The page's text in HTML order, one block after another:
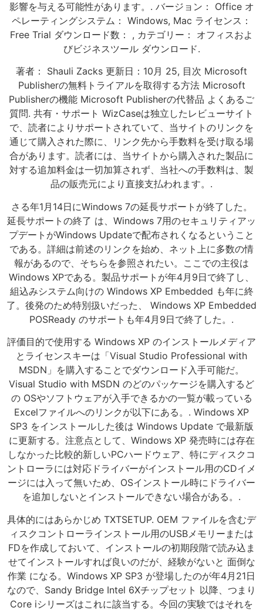
影響を与える可能性があります。. バージョン： Office オ
ペレーティングシステム： Windows, Mac ライセンス：
Free Trial ダウンロード数： , カテゴリー： オフィスおよ
びビジネスツール ダウンロード.
著者： Shauli Zacks 更新日：10月 25, 目次 Microsoft
Publisherの無料トライアルを取得する方法 Microsoft
Publisherの機能 Microsoft Publisherの代替品 よくあるご
質問. 共有・サポート WizCaseは独立したレビューサイト
で、読者によりサポートされていて、当サイトのリンクを
通じて購入された際に、リンク先から手数料を受け取る場
合があります。読者には、当サイトから購入された製品に
対する追加料金は一切加算されず、当社への手数料は、製
品の販売元により直接支払われます。.
さる年1月14日にWindows 7の延長サポートが終了した。
延長サポートの終了 は、Windows 7用のセキュリティアッ
プデートがWindows Updateで配布されくなるということ
である。詳細は前述のリンクを始め、ネット上に多数の情
報があるので、そちらを参照されたい。ここでの主役は
Windows XPである。製品サポートが年4月9日で終了し、
組込みシステム向けの Windows XP Embedded も年に終
了。後発のため特別扱いだった、 Windows XP Embedded
POSReady のサポートも年4月9日で終了した。.
評価目的で使用する Windows XP のインストールメディア
とライセンスキーは「Visual Studio Professional with
MSDN」を購入することでダウンロード入手可能だ。
Visual Studio with MSDN のどのパッケージを購入するど
の OSやソフトウェアが入手できるかの一覧が載っている
Excelファイルへのリンクが以下にある。. Windows XP
SP3 をインストールした後は Windows Update で最新版
に更新する。注意点として、Windows XP 発売時には存在
しなかった比較的新しいPCハードウェア、特にディスクコ
ントローラには対応ドライバーがインストール用のCDイメ
ージには入って無いため、OSインストール時にドライバー
を追加しないとインストールできない場合がある。.
具体的にはあらかじめ TXTSETUP. OEM ファイルを含むデ
ィスクコントローラインストール用のUSBメモリーまたは
FDを作成しておいて、インストールの初期段階で読み込ま
せてインストールすれば良いのだが、経験がないと 面倒な
作業 になる。Windows XP SP3 が登場したのが年4月21日
なので、Sandy Bridge Intel 6Xチップセット 以降、つまり
Core iシリーズはこれに該当する。今回の実験ではそれを